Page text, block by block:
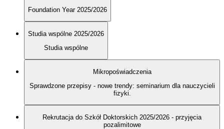
Foundation Year 2025/2026
Studia wspólne 2025/2026
Studia wspólne
Mikropoświadczenia
Sprawdzone przepisy - nowe trendy: seminarium dla nauczycieli
fizyki.
Rekrutacja do Szkół Doktorskich 2025/2026 - przyjęcia
pozalimitowe